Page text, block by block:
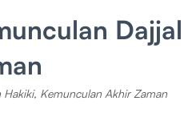
Dajjal
Kemunculan Akhir Zaman